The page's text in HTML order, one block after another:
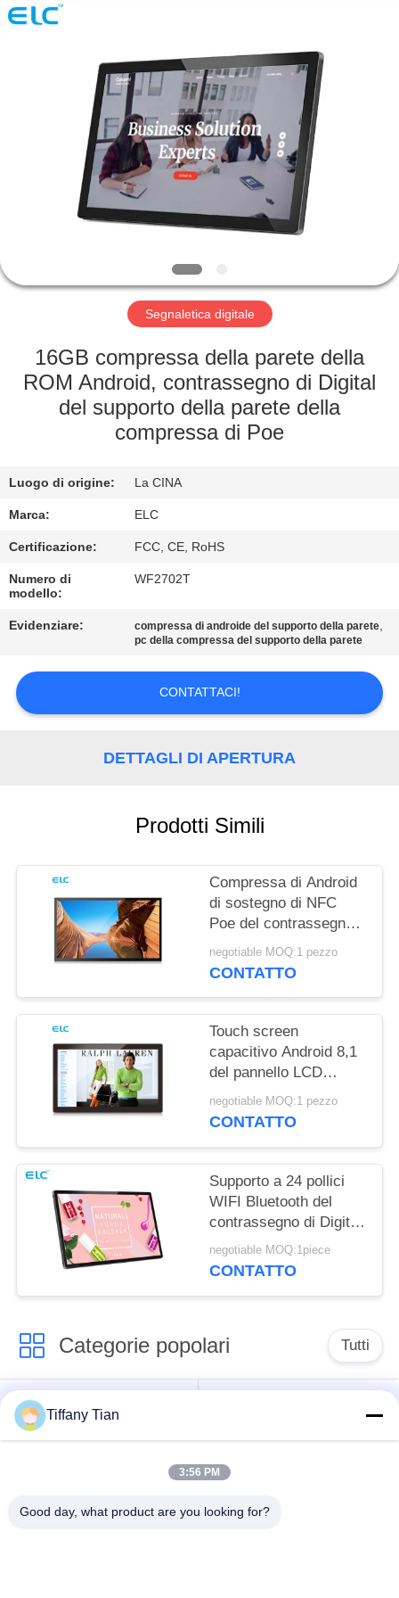
PRODOTTI
CIRCA
GIRO
FABBRICA
CONTROLLO
CONTATTICI
RICHIEDA
UNA
CITAZIONE
SITEMAP
Electron
Technology
Segnaletica digitale
16GB compressa della parete della
ROM Android, contrassegno di Digital
del supporto della parete della
compressa di Poe
Luogo di origine: La CINA
Marca: ELC
Certificazione: FCC, CE, RoHS
Numero di
modello:
WF2702T
Evidenziare: compressa di androide del supporto della parete,
pc della compressa del supporto della parete
CONTATTACI!
DETTAGLI DI APERTURA
Prodotti Simili
Compressa di Android
di sostegno di NFC
Poe del contrassegno
di Digital del supporto
della parete RK3288
negotiable MOQ:1 pezzo
CONTATTO
Touch screen
capacitivo Android 8,1
del pannello LCD
fissato al muro di
Rockchip RK3288
negotiable MOQ:1 pezzo
CONTATTO
Supporto a 24 pollici
WIFI Bluetooth del
contrassegno di Digital
della compressa di
Android con la
negotiable MOQ:1piece
CONTATTO
Categorie popolari Tutti
Segnaletica digitale
Segnaletica touch
Tiffany Tian
3:56 PM
Good day, what product are you looking for?